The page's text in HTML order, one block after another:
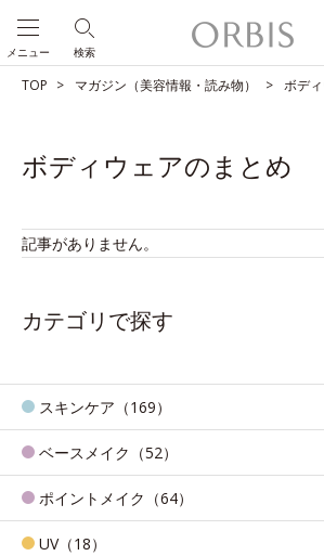
検索
メニュー
TOP マガジン（美容情報・読み物） ボデ
ボディウェアのまとめ
記事がありません。
カテゴリで探す
スキンケア（169）
ベースメイク（52）
ポイントメイク（64）
UV（18）